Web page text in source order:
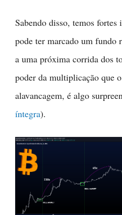
Sabendo disso, temos
pode ter marcado um fundo
a uma próxima corrida dos
poder da multiplicação que o
alavancagem, é algo
íntegra).